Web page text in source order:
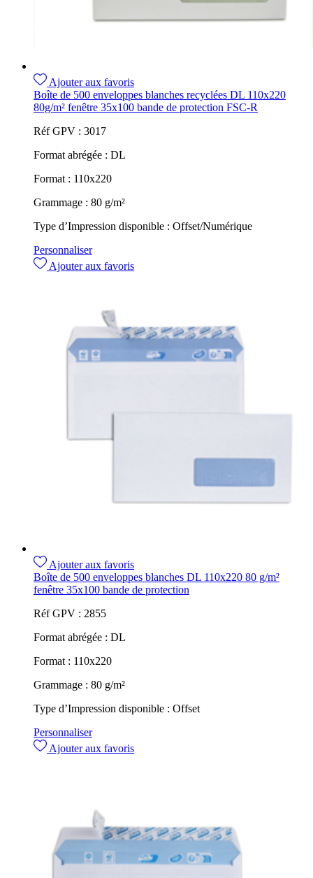
Ajouter aux favoris
Boîte de 500 enveloppes blanches recyclées DL 110x220
80g/m² fenêtre 35x100 bande de protection FSC-R
Réf GPV : 3017
Format abrégée : DL
Format : 110x220
Grammage : 80 g/m²
Type d’Impression disponible : Offset/Numérique
Personnaliser
Ajouter aux favoris
Ajouter aux favoris
Boîte de 500 enveloppes blanches DL 110x220 80 g/m²
fenêtre 35x100 bande de protection
Réf GPV : 2855
Format abrégée : DL
Format : 110x220
Grammage : 80 g/m²
Type d’Impression disponible : Offset
Personnaliser
Ajouter aux favoris